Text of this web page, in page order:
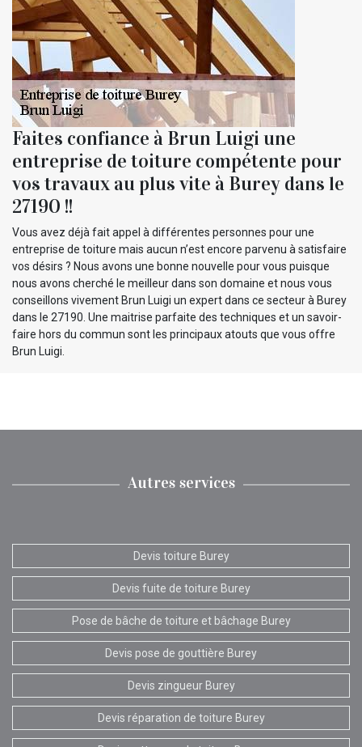
Faites confiance à Brun Luigi une
entreprise de toiture compétente pour
vos travaux au plus vite à Burey dans le
27190 !!
Vous avez déjà fait appel à différentes personnes pour une
entreprise de toiture mais aucun n’est encore parvenu à satisfaire
vos désirs ? Nous avons une bonne nouvelle pour vous puisque
nous avons cherché le meilleur dans son domaine et nous vous
conseillons vivement Brun Luigi un expert dans ce secteur à Burey
dans le 27190. Une maitrise parfaite des techniques et un savoir-
faire hors du commun sont les principaux atouts que vous offre
Brun Luigi.
Autres services
Devis toiture Burey
Devis fuite de toiture Burey
Pose de bâche de toiture et bâchage Burey
Devis pose de gouttière Burey
Devis zingueur Burey
Devis réparation de toiture Burey